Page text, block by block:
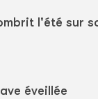
l'été sur
éveillée